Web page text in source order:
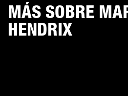
MÁS SOBRE
HENDRIX